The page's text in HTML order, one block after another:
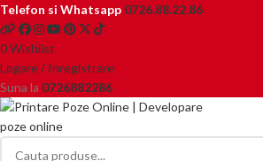
Telefon si Whatsapp 0726.88.22.86
0Wishlist
Logare / Inregistrare
Suna la 0726882286